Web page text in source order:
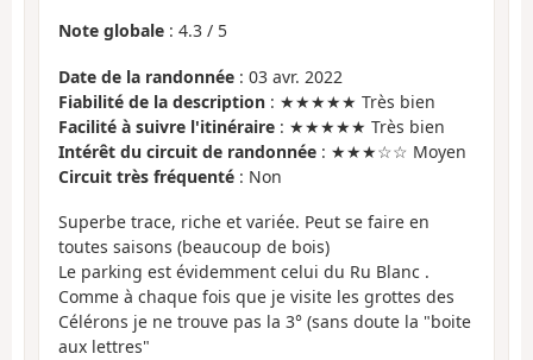
Note globale : 4.3 / 5
Date de la randonnée : 03 avr. 2022
Fiabilité de la description : ★★★★★ Très bien
Facilité à suivre l'itinéraire : ★★★★★ Très bien
Intérêt du circuit de randonnée : ★★★☆☆ Moyen
Circuit très fréquenté : Non
Superbe trace, riche et variée. Peut se faire en
toutes saisons (beaucoup de bois)
Le parking est évidemment celui du Ru Blanc .
Comme à chaque fois que je visite les grottes des
Célérons je ne trouve pas la 3° (sans doute la "boite
aux lettres"